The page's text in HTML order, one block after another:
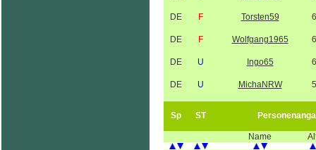
DE F Torsten59
DE F Wolfgang1965
DE U Ingo65
DE U MichaNRW
Sp ST
Name